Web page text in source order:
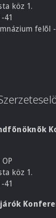
köz 1.
41
felől
köz 1.
41